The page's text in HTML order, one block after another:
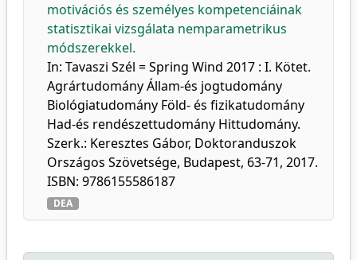
motivációs és személyes kompetenciáinak
statisztikai vizsgálata nemparametrikus
módszerekkel.
In: Tavaszi Szél = Spring Wind 2017 : I. Kötet.
Agrártudomány Állam-és jogtudomány
Biológiatudomány Föld- és fizikatudomány
Had-és rendészettudomány Hittudomány.
Szerk.: Keresztes Gábor, Doktoranduszok
Országos Szövetsége, Budapest, 63-71, 2017.
ISBN: 9786155586187
DEA